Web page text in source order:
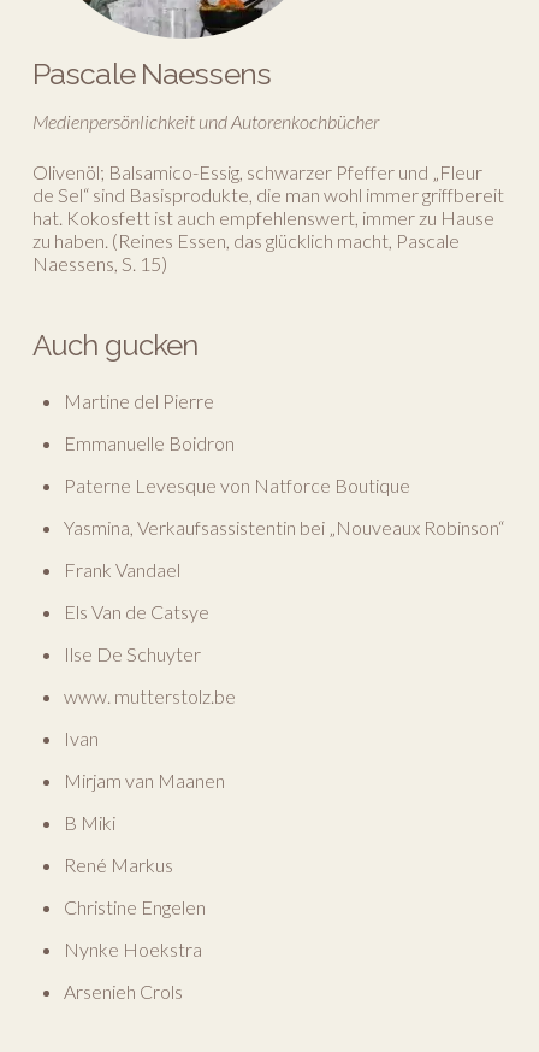
Pascale Naessens
Medienpersönlichkeit und Autorenkochbücher
Olivenöl; Balsamico-Essig, schwarzer Pfeffer und „Fleur
de Sel“ sind Basisprodukte, die man wohl immer griffbereit
hat. Kokosfett ist auch empfehlenswert, immer zu Hause
zu haben. (Reines Essen, das glücklich macht, Pascale
Naessens, S. 15)
Auch gucken
Martine del Pierre
Emmanuelle Boidron
Paterne Levesque von Natforce Boutique
Yasmina, Verkaufsassistentin bei „Nouveaux Robinson“
Frank Vandael
Els Van de Catsye
Ilse De Schuyter
www. mutterstolz.be
Ivan
Mirjam van Maanen
B Miki
René Markus
Christine Engelen
Nynke Hoekstra
Arsenieh Crols